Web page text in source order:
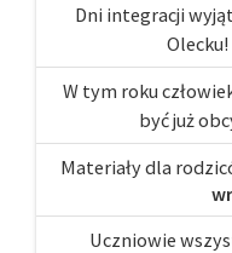
Dni integracji
Olecku!
W tym roku
być już
Materiały dla
Uczniowie